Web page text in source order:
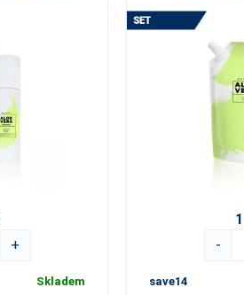
+
Skladem
-
save14